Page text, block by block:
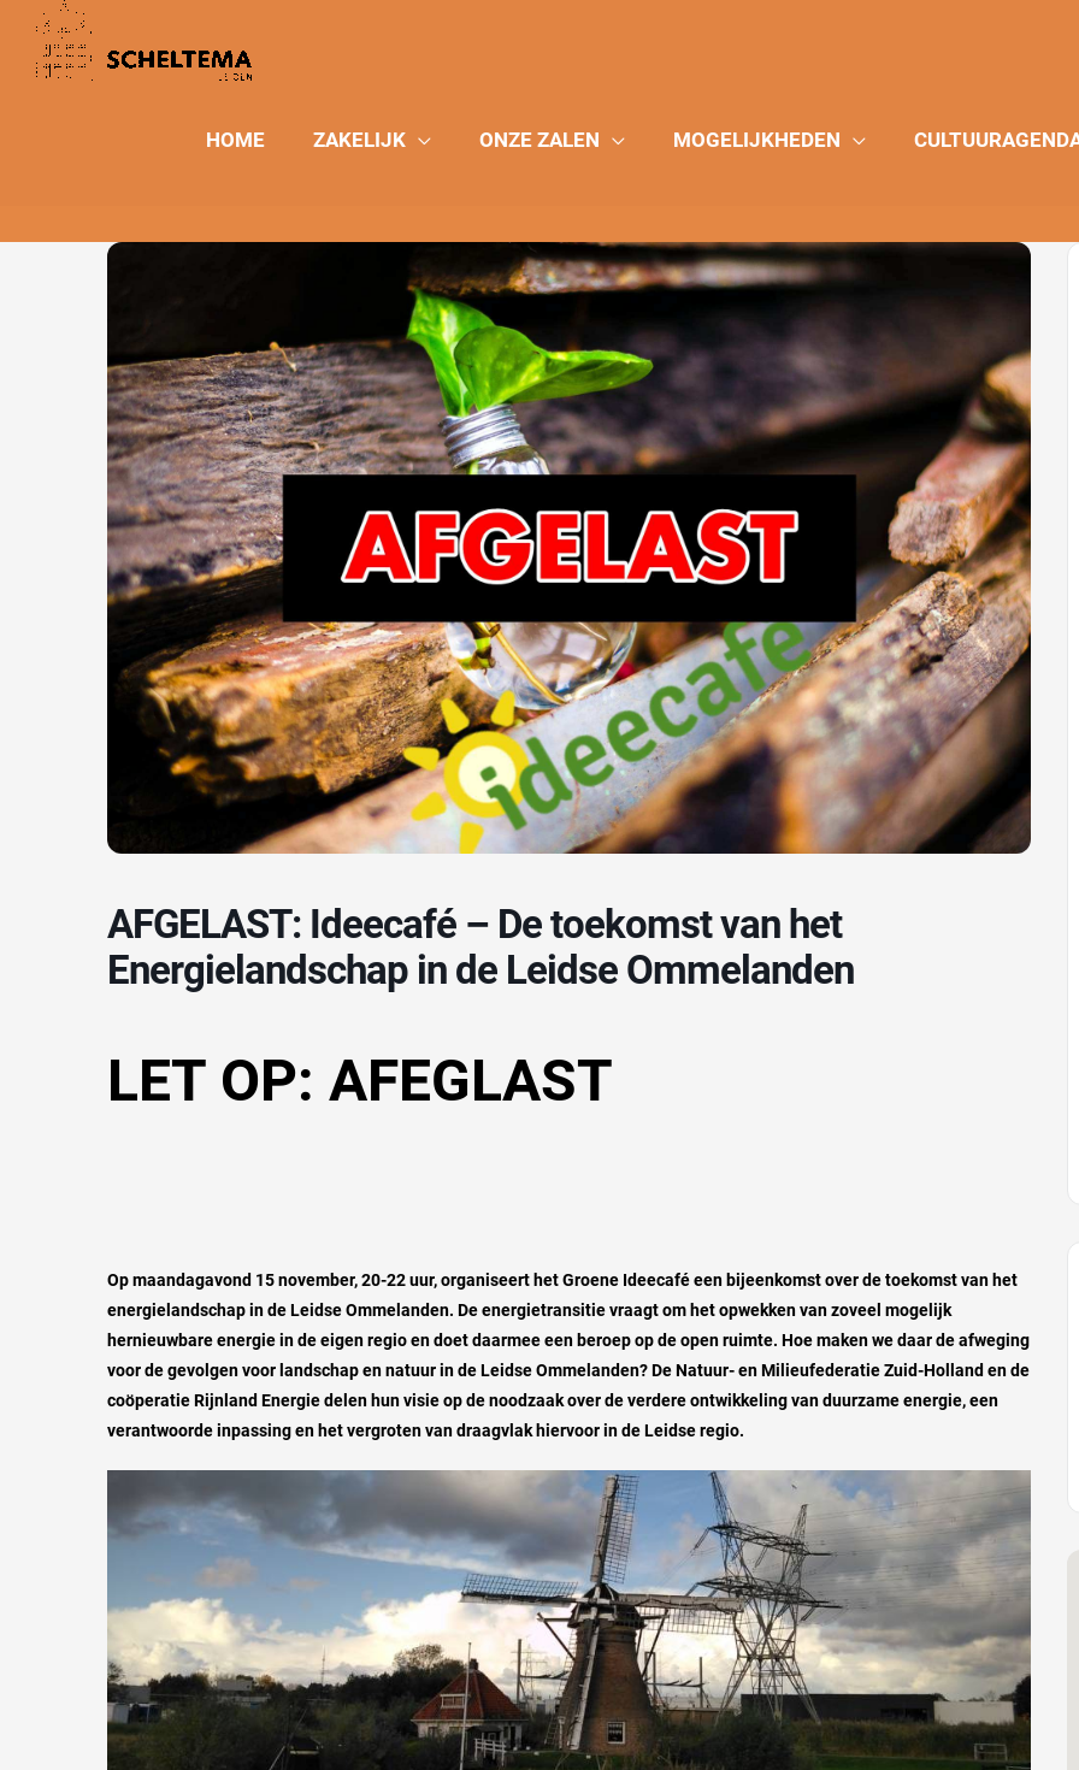
HOME ZAKELIJK ONZE ZALEN MOGELIJKHEDEN
AFGELAST: Ideecafé – De toekomst van het
Energielandschap in de Leidse Ommelanden
LET OP: AFEGLAST
Op maandagavond 15 november, 20-22 uur, organiseert het Groene Ideecafé een bijeenkomst overde toekomst van het
energielandschap in de Leidse Ommelanden. De energietransitie vraagt om het opwekken van zoveel mogelijk
hernieuwbare energie in de eigen regio en doet daarmee een beroep op de open ruimte. Hoe maken we daar de afweging
voor de gevolgen voor landschap en natuur in de Leidse Ommelanden? De Natuur- en Milieufederatie Zuid-Holland en de
coöperatie Rijnland Energie delen hun visie op de noodzaak over de verdere ontwikkeling van duurzame energie, een
verantwoorde inpassing en het vergroten van draagvlak hiervoor in de Leidse regio.